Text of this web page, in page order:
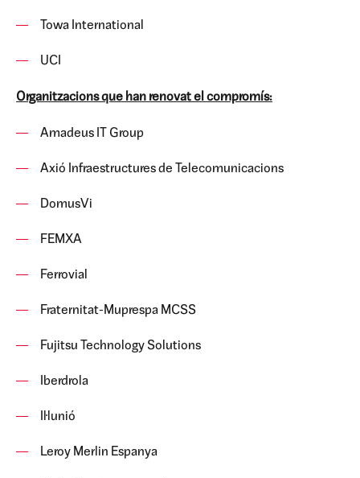
Towa International
UCI
Organitzacions que han renovat el compromís:
Amadeus IT Group
Axió Infraestructures de Telecomunicacions
DomusVi
FEMXA
Ferrovial
Fraternitat-Muprespa MCSS
Fujitsu Technology Solutions
Iberdrola
Il·lunió
Leroy Merlin Espanya